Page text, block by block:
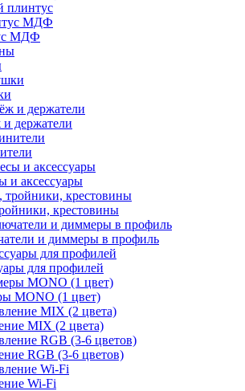
плинтус
МДФ
держатели
и аксессуары
крестовины
и диммеры в профиль
для профилей
MONO (1 цвет)
MIX (2 цвета)
RGB (3-6 цветов)
Wi-Fi